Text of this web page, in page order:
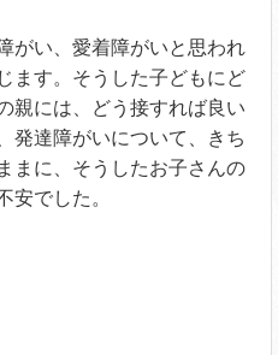
がい、愛着障がいと思われ
ます。そうした子どもにど
親には、どう接すれば良い
発達障がいについて、きち
まに、そうしたお子さんの
安でした。